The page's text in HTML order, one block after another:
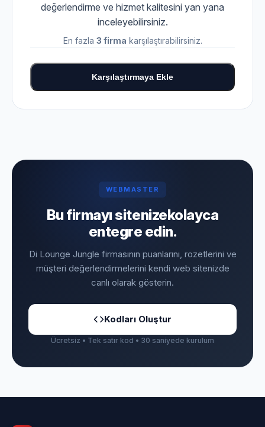
değerlendirme ve hizmet kalitesini yan yana
inceleyebilirsiniz.
En fazla 3 firma karşılaştırabilirsiniz.
Karşılaştırmaya Ekle
WEBMASTER
Bu firmayı sitenizekolayca
entegre edin.
Di Lounge Jungle firmasının puanlarını, rozetlerini ve
müşteri değerlendirmelerini kendi web sitenizde
canlı olarak gösterin.
Kodları Oluştur
Ücretsiz • Tek satır kod • 30 saniyede kurulum